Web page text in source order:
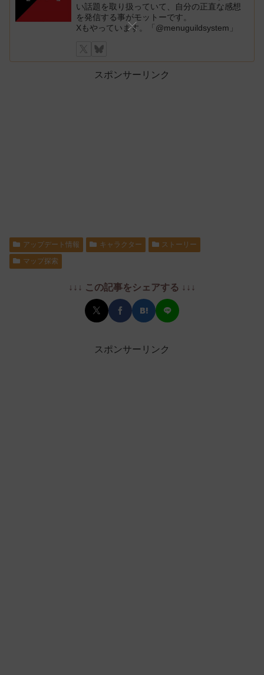
い話題を取り扱っていて、自分の正直な感想
を発信する事がモットーです。
Xもやっています。「@menuguildsystem」
スポンサーリンク
アップデート情報 キャラクター
ストーリー
マップ探索
↓↓↓ この記事をシェアする ↓↓↓
スポンサーリンク